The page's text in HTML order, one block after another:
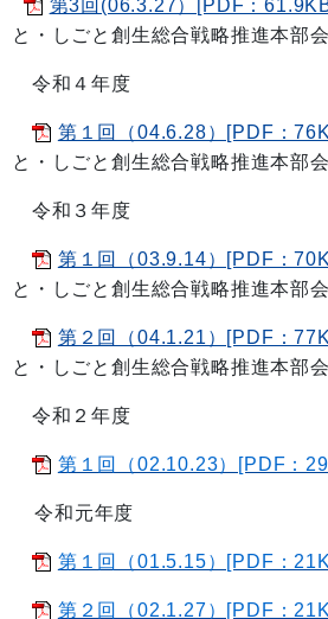
第3回(06.3.27）[PDF：
と・しごと創生総合戦略推進本部
令和４年度
第１回（04.6.28）[PDF：
と・しごと創生総合戦略推進本部
令和３年度
第１回（03.9.14）[PDF：
と・しごと創生総合戦略推進本部
第２回（04.1.21）[PDF：
と・しごと創生総合戦略推進本部
令和２年度
第１回（02.10.23）[PDF：
令和元年度
第１回（01.5.15）[PDF：
第２回（02.1.27）[PDF：